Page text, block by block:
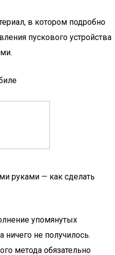
в котором подробно
пускового устройства
руками — как сделать
упомянутых
ничего не получилось.
метода обязательно